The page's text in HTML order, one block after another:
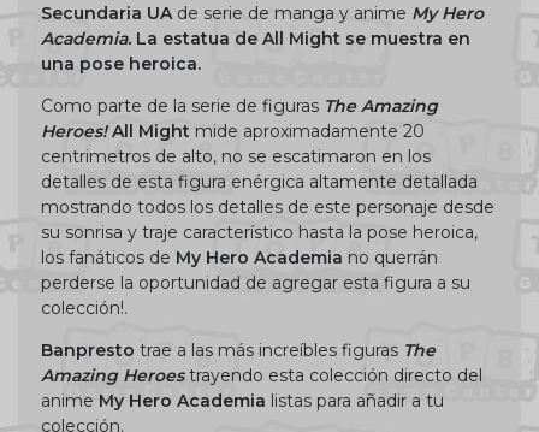
Secundaria UA de serie de manga y anime My Hero
Academia. La estatua de All Might se muestra en
una pose heroica.
Como parte de la serie de figuras The Amazing
Heroes! All Might mide aproximadamente 20
centrimetros de alto, no se escatimaron en los
detalles de esta figura enérgica altamente detallada
mostrando todos los detalles de este personaje desde
su sonrisa y traje característico hasta la pose heroica,
los fanáticos de My Hero Academia no querrán
perderse la oportunidad de agregar esta figura a su
colección!.
Banpresto trae a las más increíbles figuras The
Amazing Heroestrayendo esta colección directo del
anime My Hero Academia listas para añadir a tu
colección.